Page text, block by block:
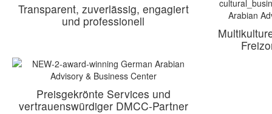
Transparent, zuverlässig, engagiert
und professionell
Preisgekrönte Services und
vertrauenswürdiger DMCC-Partner